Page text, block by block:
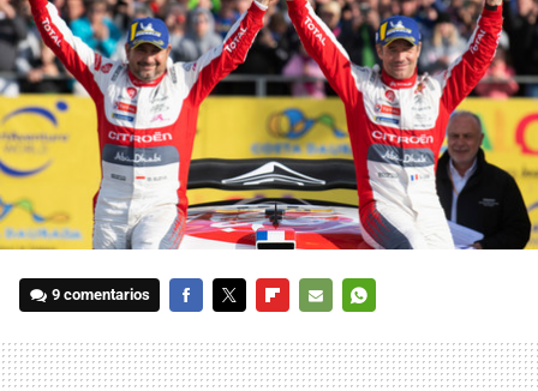
9 comentarios
MAIL